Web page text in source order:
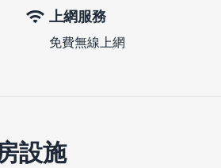
上網服務
免費無線上網
設施